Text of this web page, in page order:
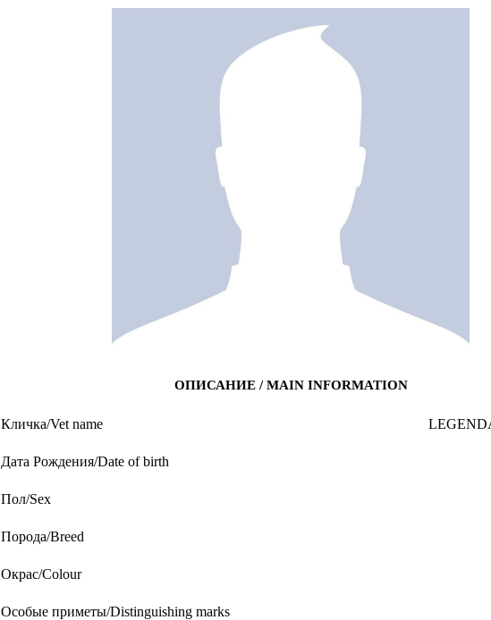
ОПИСАНИЕ / MAIN INFORMATION
Кличка/Vet name
Дата Рождения/Date of birth
Пол/Sex
Порода/Breed
Окрас/Colour
Особые приметы/Distinguishing marks